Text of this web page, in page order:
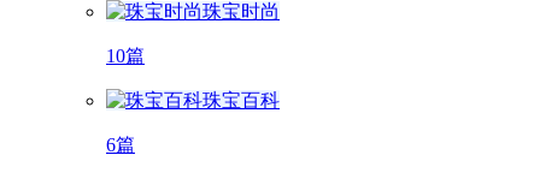
珠宝时尚
10篇
珠宝百科
6篇